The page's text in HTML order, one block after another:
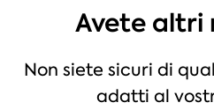
Avete altri
Non siete sicuri di
adatti al